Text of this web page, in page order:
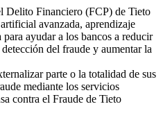
Delito Financiero (FCP) de Tieto
avanzada, aprendizaje
ayudar a los bancos a reducir
del fraude y aumentar la
parte o la totalidad de sus
mediante los servicios
contra el Fraude de Tieto